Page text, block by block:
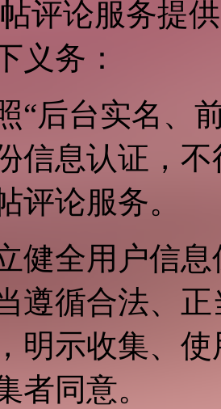
评论服务提
义务：
“后台实名、
信息认证，
评论服务。
健全用户信
遵循合法、
明示收集、
者同意。